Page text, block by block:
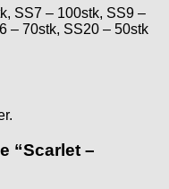
SS7 – 100stk, SS9 –
– 70stk, SS20 – 50stk
“Scarlet –